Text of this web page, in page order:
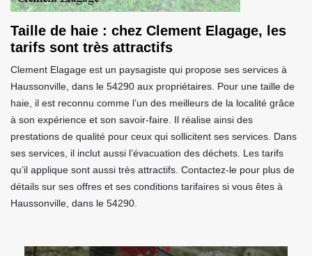
Taille de haie : chez Clement Elagage, les
tarifs sont très attractifs
Clement Elagage est un paysagiste qui propose ses services à
Haussonville, dans le 54290 aux propriétaires. Pour une taille de
haie, il est reconnu comme l’un des meilleurs de la localité grâce
à son expérience et son savoir-faire. Il réalise ainsi des
prestations de qualité pour ceux qui sollicitent ses services. Dans
ses services, il inclut aussi l’évacuation des déchets. Les tarifs
qu’il applique sont aussi très attractifs. Contactez-le pour plus de
détails sur ses offres et ses conditions tarifaires si vous êtes à
Haussonville, dans le 54290.